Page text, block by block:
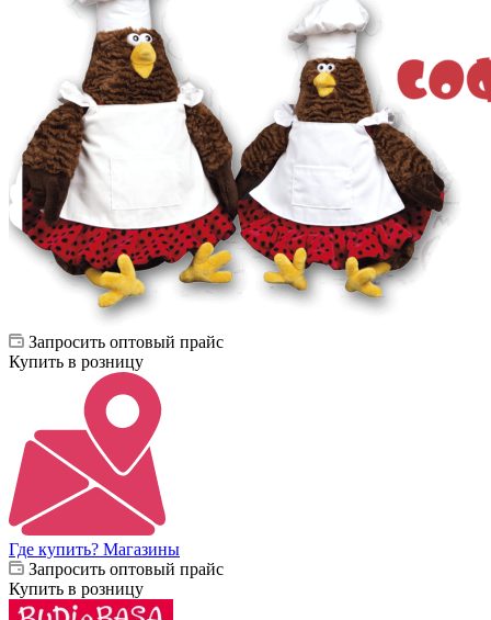
Запросить оптовый прайс
Купить в розницу
Где купить? Магазины
Запросить оптовый прайс
Купить в розницу